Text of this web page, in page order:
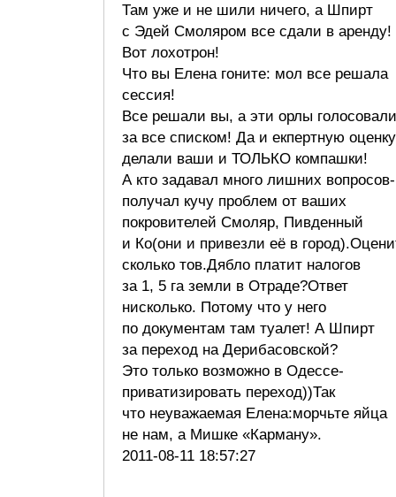
Там уже и не шили ничего, а Шпирт
с Эдей Смоляром все сдали в аренду!
Вот лохотрон!
Что вы Елена гоните: мол все решала
сессия!
Все решали вы, а эти орлы голосовали
за все списком! Да и екпертную оценку
делали ваши и ТОЛЬКО компашки!
А кто задавал много лишних вопросов-
получал кучу проблем от ваших
покровителей Смоляр, Пивденный
и Ко(они и привезли её в
сколько тов.Дябло платит налогов
за 1, 5 га земли в Отраде?Ответ
нисколько. Потому что у него
по документам там туалет! А Шпирт
за переход на Дерибасовской?
Это только возможно в Одессе-
приватизировать переход))Так
что неуважаемая Елена:морчьте яйца
не нам, а Мишке «Карману».
2011-08-11 18:57:27